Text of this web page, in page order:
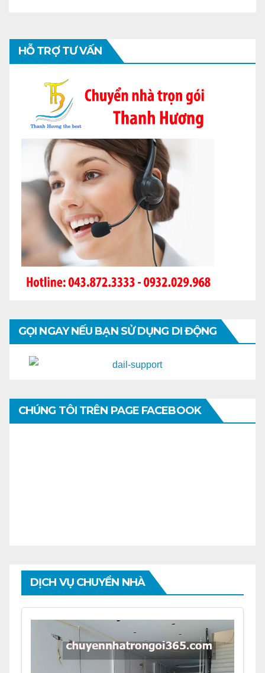
HỖ TRỢ TƯ VẤN
GỌI NGAY NẾU BẠN SỬ DỤNG DI ĐỘNG
CHÚNG TÔI TRÊN PAGE FACEBOOK
DỊCH VỤ CHUYỂN NHÀ